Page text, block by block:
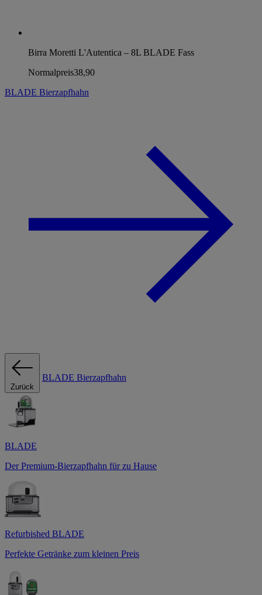
Birra Moretti L'Autentica – 8L BLADE Fass
Normalpreis38,90
BLADE Bierzapfhahn
Zurück
BLADE Bierzapfhahn
BLADE
Der Premium-Bierzapfhahn für zu Hause
Refurbished BLADE
Perfekte Getränke zum kleinen Preis